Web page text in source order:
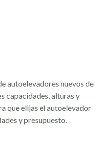
autoelevadores nuevos de
capacidades, alturas y
que elijas el autoelevador
y presupuesto.